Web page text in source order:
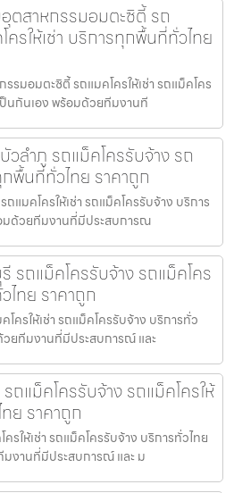
ตสาหกรรมอมตะซิตี้ รถ
ครให้เช่า บริการทุกพื้นที่ทั่วไทย
รมอมตะซิตี้ รถแมคโครให้เช่า รถแม็คโคร
ป็นกันเอง พร้อมด้วยทีมงานที
วลำภู รถแม็คโครรับจ้าง รถ
กพื้นที่ทั่วไทย ราคาถูก
แมคโครให้เช่า รถแม็คโครรับจ้าง บริการ
มด้วยทีมงานที่มีประสบการณ
รถแม็คโครรับจ้าง รถแม็คโคร
ไทย ราคาถูก
ครให้เช่า รถแม็คโครรับจ้าง บริการทั่ว
วยทีมงานที่มีประสบการณ์ และ
ถแม็คโครรับจ้าง รถแม็คโครให้
ย ราคาถูก
รให้เช่า รถแม็คโครรับจ้าง บริการทั่วไทย
มงานที่มีประสบการณ์ และ ม